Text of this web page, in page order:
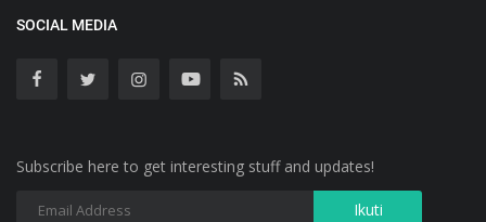
SOCIAL MEDIA
Subscribe here to get interesting stuff and updates!